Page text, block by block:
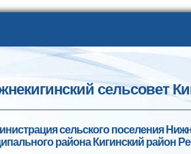
сельсовет
сельского поселения
района Кигинский район